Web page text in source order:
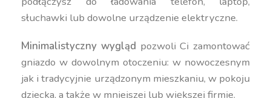
słuchawki lub dowolne urządzenie elektryczne.
Minimalistyczny wygląd pozwoli Ci zamontować
gniazdo w dowolnym otoczeniu: w nowoczesnym
jak i tradycyjnie urządzonym mieszkaniu, w pokoju
dziecka, a także w mniejszej lub większej firmie.